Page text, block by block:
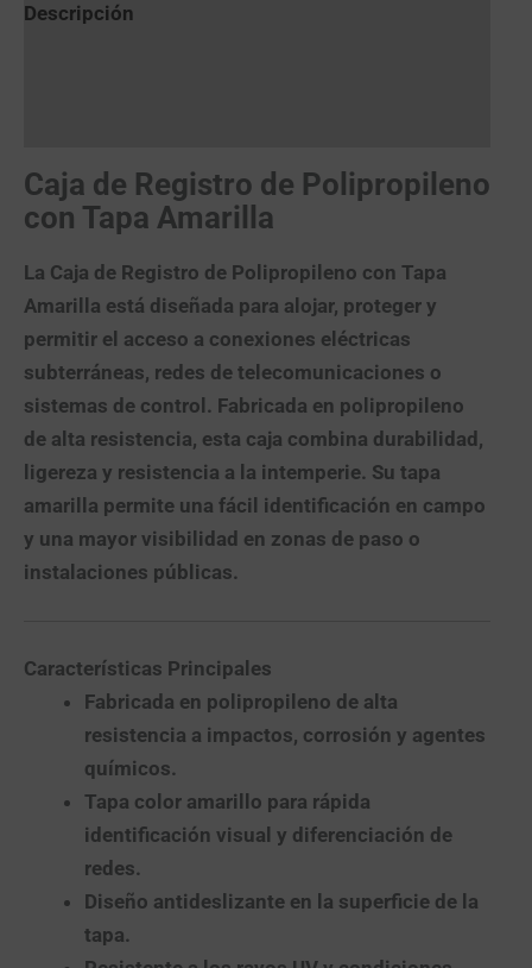
Descripción
Caja de Registro de Polipropileno
con Tapa Amarilla
La Caja de Registro de Polipropileno con Tapa
Amarilla está diseñada para alojar, proteger y
permitir el acceso a conexiones eléctricas
subterráneas, redes de telecomunicaciones o
sistemas de control. Fabricada en polipropileno
de alta resistencia, esta caja combina durabilidad,
ligereza y resistencia a la intemperie. Su tapa
amarilla permite una fácil identificación en campo
y una mayor visibilidad en zonas de paso o
instalaciones públicas.
Características Principales
Fabricada en polipropileno de alta
resistencia a impactos, corrosión y agentes
químicos.
Tapa color amarillo para rápida
identificación visual y diferenciación de
redes.
Diseño antideslizante en la superficie de la
tapa.